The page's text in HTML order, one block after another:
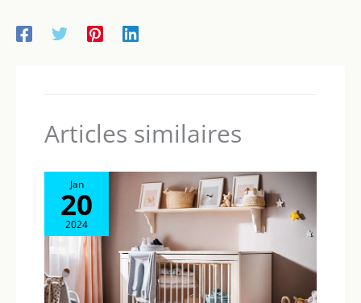
Articles similaires
Jan
20
2024